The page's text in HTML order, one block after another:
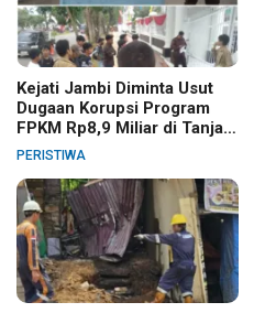
Kejati Jambi Diminta Usut
Dugaan Korupsi Program
FPKM Rp8,9 Miliar di Tanjab
Barat
PERISTIWA